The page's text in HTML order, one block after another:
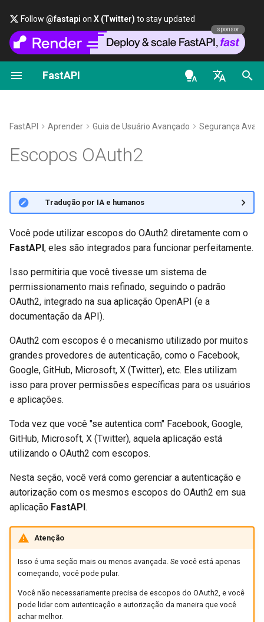
Follow @fastapi on X (Twitter) to stay updated
sponsor
FastAPI
de - Deutsch
es - español
hi - हिन्दी
ja - 日本語
ko - 한국어
pt - português
ru - русский язык
tr - Türkçe
zh - 简体中文
zh-hant - 繁體中文
Primeiros Passos
Corpo da requisição
Parâmetros de consulta e
validações de string
Parâmetros de path e
validações numéricas
Modelos de Parâmetros de
Consulta
Corpo - Múltiplos parâmetros
Corpo - Campos
Corpo - Modelos aninhados
requisição
Tipos de dados extras
Parâmetros de Cookie
Parâmetros de Cabeçalho
Modelos de Parâmetros de
Cookie
Cabeçalho
Classes como
Dependências Globais
Segurança - Primeiros
Obter Usuário Atual
OAuth2 com Senha (e
hashing), Bearer com
Escopos OAuth2 e OpenAPI
Token JWT com escopos
Declare escopos em
de rota
Utilize
Utilize os scopes
Verifique o username
formato dos dados
Verifique os scopes
Árvore de dependência e
escopos
SecurityScopes
Verifique
Sobre integrações de terceiros
Security em decoradores de
dependencies
Sobre as versões do FastAPI
Execute um Servidor
Conceitos de Implantações
Implantar FastAPI em
provedores de nuvem
Trabalhadores do Servidor -
Uvicorn com Trabalhadores
FastAPI em contêineres -
Docker
Geral - Como Fazer -
Migrar do Pydantic v1 para o
Request e classe APIRoute
personalizadas
OpenAPI condicional
Extendendo o OpenAPI
Esquemas OpenAPI
Separados para Entrada e
Saída ou Não
Recursos Estáticos
Personalizados para a UI de
Documentação (Hospedagem
Própria)
Configure a UI do Swagger
Testando a Base de Dados
Usar antigos códigos de
status de erro de
autenticação 403
FastAPI class
UploadFile class
Exceptions - HTTPException
and WebSocketException
Dependencies - Depends()
and Security()
APIRouter class
Background Tasks -
BackgroundTasks
Request class
WebSockets
Response class
File, HTML, Redirect,
Streaming, etc.
Server-Sent Events -
EventSourceResponse and
ServerSentEvent
OpenAPI
OpenAPI docs
FastAPI People
Translations
Full Stack FastAPI Template
FastAPI and friends
newsletter
Alternativas, Inspiração e
História, Design e Futuro
Benchmarks
FastAPI Aprender Guia de Usuário Avançado Segurança
Escopos OAuth2
🌐 Tradução por IA e humanos
Você pode utilizar escopos do OAuth2 diretamente com o
FastAPI, eles são integrados para funcionar perfeitamente.
Isso permitiria que você tivesse um sistema de
permissionamento mais refinado, seguindo o padrão
OAuth2, integrado na sua aplicação OpenAPI (e a
documentação da API).
OAuth2 com escopos é o mecanismo utilizado por muitos
grandes provedores de autenticação, como o Facebook,
Google, GitHub, Microsoft, X (Twitter), etc. Eles utilizam
isso para prover permissões específicas para os usuários
e aplicações.
Toda vez que você "se autentica com" Facebook, Google,
GitHub, Microsoft, X (Twitter), aquela aplicação está
utilizando o OAuth2 com escopos.
Nesta seção, você verá como gerenciar a autenticação e
autorização com os mesmos escopos do OAuth2 em sua
aplicação FastAPI.
Atenção
Isso é uma seção mais ou menos avançada. Se você está apenas
começando, você pode pular.
Você não necessariamente precisa de escopos do OAuth2, e você
pode lidar com autenticação e autorização da maneira que você
achar melhor.